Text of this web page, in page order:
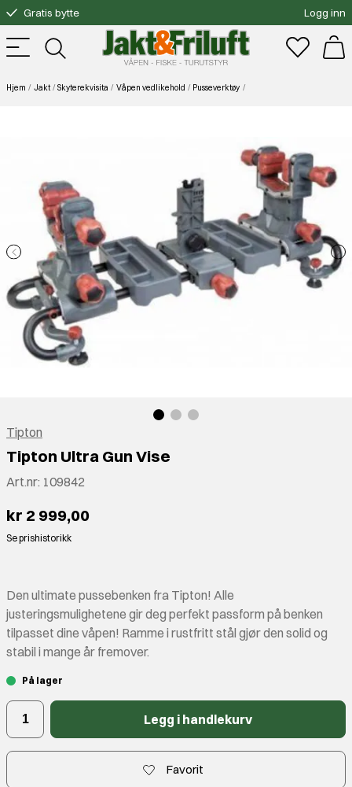
Gratis bytte
Fri frakt over 3000.-
Logg inn
Hjem Jakt Skyterekvisita Våpen vedlikehold Pusseverktøy
Tipton
Tipton Ultra Gun Vise
Art.nr: 109842
kr 2 999,00
Se prishistorikk
Den ultimate pussebenken fra Tipton! Alle
justeringsmulighetene gir deg perfekt passform på benken
tilpasset dine våpen! Ramme i rustfritt stål gjør den solid og
stabil i mange år fremover.
På lager
Legg i handlekurv
Favorit